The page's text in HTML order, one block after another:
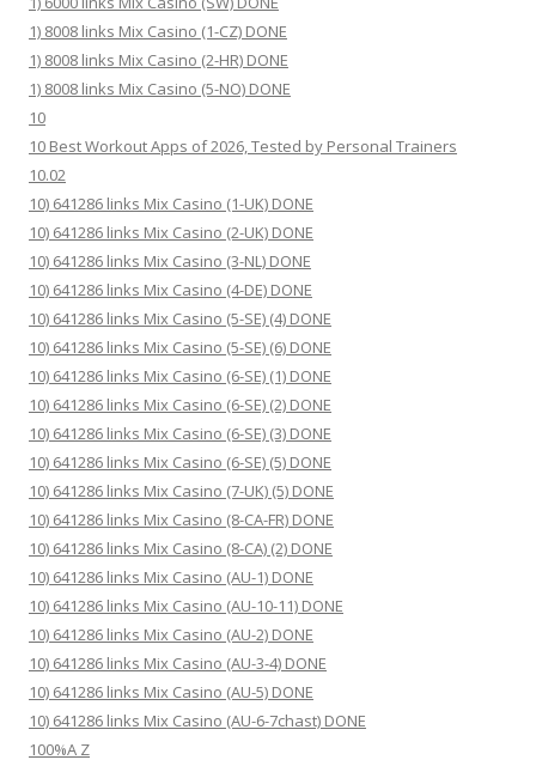
1) 8008 links Mix Casino (1-CZ) DONE
1) 8008 links Mix Casino (2-HR) DONE
1) 8008 links Mix Casino (5-NO) DONE
10
10 Best Workout Apps of 2026, Tested by Personal Trainers
10.02
10) 641286 links Mix Casino (1-UK) DONE
10) 641286 links Mix Casino (2-UK) DONE
10) 641286 links Mix Casino (3-NL) DONE
10) 641286 links Mix Casino (4-DE) DONE
10) 641286 links Mix Casino (5-SE) (4) DONE
10) 641286 links Mix Casino (5-SE) (6) DONE
10) 641286 links Mix Casino (6-SE) (1) DONE
10) 641286 links Mix Casino (6-SE) (2) DONE
10) 641286 links Mix Casino (6-SE) (3) DONE
10) 641286 links Mix Casino (6-SE) (5) DONE
10) 641286 links Mix Casino (7-UK) (5) DONE
10) 641286 links Mix Casino (8-CA-FR) DONE
10) 641286 links Mix Casino (8-CA) (2) DONE
10) 641286 links Mix Casino (AU-1) DONE
10) 641286 links Mix Casino (AU-10-11) DONE
10) 641286 links Mix Casino (AU-2) DONE
10) 641286 links Mix Casino (AU-3-4) DONE
10) 641286 links Mix Casino (AU-5) DONE
10) 641286 links Mix Casino (AU-6-7chast) DONE
100%A Z